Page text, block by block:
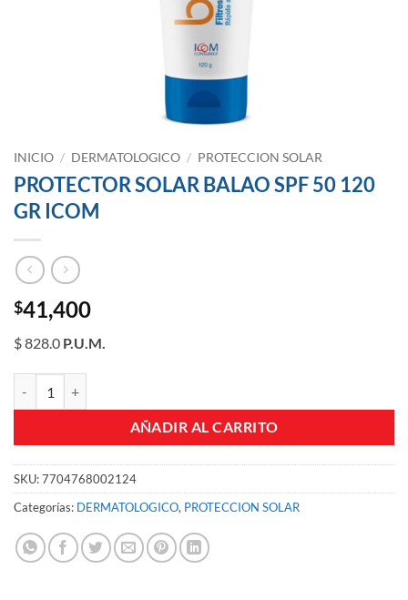
INICIO / DERMATOLOGICO / PROTECCION SOLAR
PROTECTOR SOLAR BALAO SPF 50 120
GR ICOM
$41,400
$ 828.0 P.U.M.
AÑADIR AL CARRITO
SKU:7704768002124
Categorías: DERMATOLOGICO, PROTECCION SOLAR